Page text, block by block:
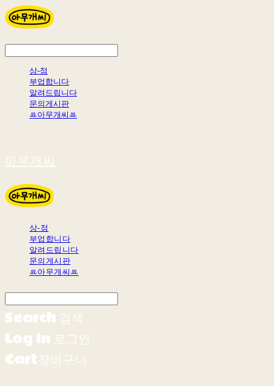
상-점
부업합니다
알려드립니다
문의게시판
ꔛ아무개씨ꔛ
아무개씨
상-점
부업합니다
알려드립니다
문의게시판
ꔛ아무개씨ꔛ
Search 검색
Log In 로그인
Cart장바구니